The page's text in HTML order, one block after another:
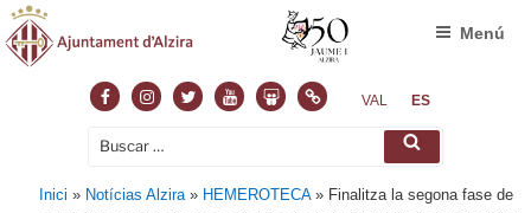
FacebookInstagram
TwitterYoutubeSlideshare
NormasVAL ES
Buscar
Buscar
Menú
Inici » Notícias Alzira » HEMEROTECA» Finalitza la segona fase de